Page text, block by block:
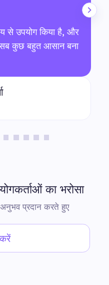
से उपयोग किया है, और
कुछ बहुत आसान बना
का भरोसा
प्रदान करते हुए